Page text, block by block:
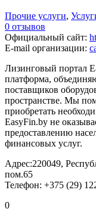
Прочие услуги,
0 отзывов
Официальный сайт:
E-mail организации:
Лизинговый портал
платформа,
поставщиков
пространстве. Мы
приобретать
EasyFin.by не
предоставлению
финансовых услуг.
Адрес:220049,
пом.65
Телефон: +375 (29)
0